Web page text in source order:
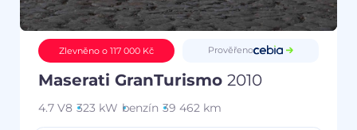
Zlevněno o 117 000 Kč Prověřeno
Maserati GranTurismo 2010
4.7 V8 323 kW benzín 39 462 km